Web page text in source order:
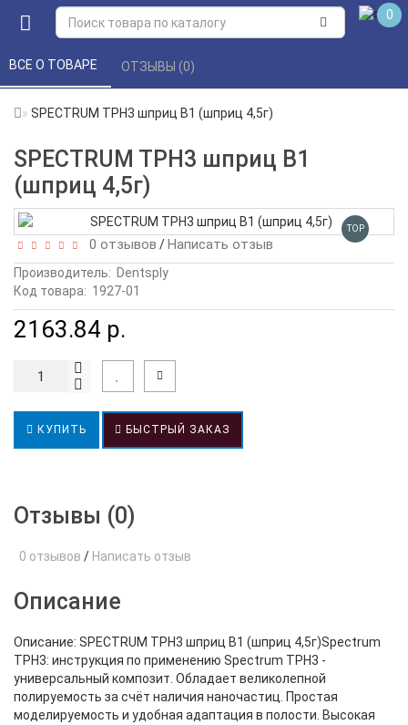
0
SPECTRUM TPH3 шприц В1 (шприц 4,5г)
SPECTRUM TPH3 шприц В1
(шприц 4,5г)
ВСЕ О ТОВАРЕ ОТЗЫВЫ (0)
TOP
0 отзывов /Написать отзыв
Производитель: Dentsply
Код товара: 1927-01
2163.84 р.
КУПИТЬ БЫСТРЫЙ ЗАКАЗ
Отзывы (0)
0 отзывов / Написать отзыв
Описание
Описание: SPECTRUM TPH3 шприц В1 (шприц 4,5г)Spectrum
TPH3: инструкция по применению Spectrum TPH3 -
универсальный композит. Обладает великолепной
полируемость за счёт наличия наночастиц. Простая
моделируемость и удобная адаптация в полости. Высокая